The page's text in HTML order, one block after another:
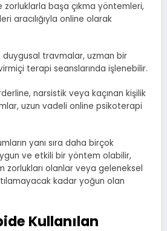
zorluklarla başa çıkma yöntemleri,
aracılığıyla online olarak
duygusal travmalar, uzman bir
terapi seanslarında işlenebilir.
narsistik veya kaçınan kişilik
uzun vadeli online psikoterapi
yanı sıra daha birçok
ve etkili bir yöntem olabilir,
zorlukları olanlar veya geleneksel
kadar yoğun olan
Kullanılan